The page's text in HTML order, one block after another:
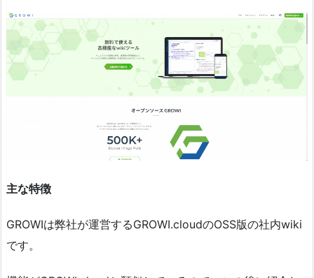
主な特徴
GROWIは弊社が運営するGROWI.cloudのOSS版の社内wiki
です。